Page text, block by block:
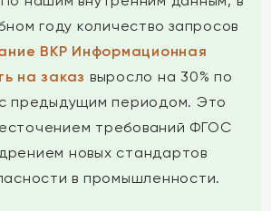
году количество запросов
ВКР Информационная
на заказ выросло на 30% по
предыдущим периодом. Это
требований ФГОС
новых стандартов
в промышленности.